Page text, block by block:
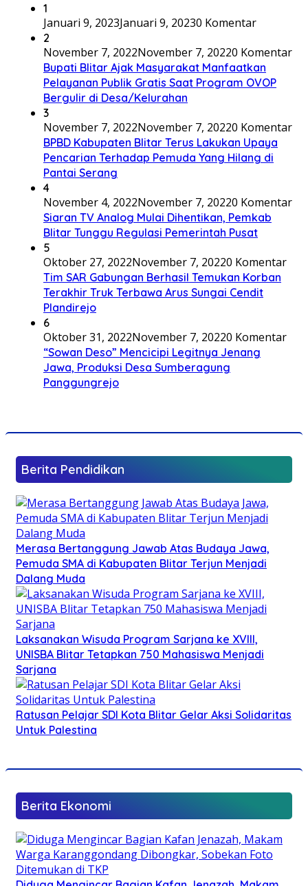
1
Januari 9, 2023Januari 9, 20230 Komentar
2
November 7, 2022November 7, 20220 Komentar
Bupati Blitar Ajak Masyarakat Manfaatkan
Pelayanan Publik Gratis Saat Program OVOP
Bergulir di Desa/Kelurahan
3
November 7, 2022November 7, 20220 Komentar
BPBD Kabupaten Blitar Terus Lakukan Upaya
Pencarian Terhadap Pemuda Yang Hilang di
Pantai Serang
4
November 4, 2022November 7, 20220 Komentar
Siaran TV Analog Mulai Dihentikan, Pemkab
Blitar Tunggu Regulasi Pemerintah Pusat
5
Oktober 27, 2022November 7, 20220 Komentar
Tim SAR Gabungan Berhasil Temukan Korban
Terakhir Truk Terbawa Arus Sungai Cendit
Plandirejo
6
Oktober 31, 2022November 7, 20220 Komentar
“Sowan Deso” Mencicipi Legitnya Jenang
Jawa, Produksi Desa Sumberagung
Panggungrejo
Berita Pendidikan
Merasa Bertanggung Jawab Atas Budaya Jawa,
Pemuda SMA di Kabupaten Blitar Terjun Menjadi
Dalang Muda
Laksanakan Wisuda Program Sarjana ke XVIII,
UNISBA Blitar Tetapkan 750 Mahasiswa Menjadi
Sarjana
Ratusan Pelajar SDI Kota Blitar Gelar Aksi Solidaritas
Untuk Palestina
Berita Ekonomi